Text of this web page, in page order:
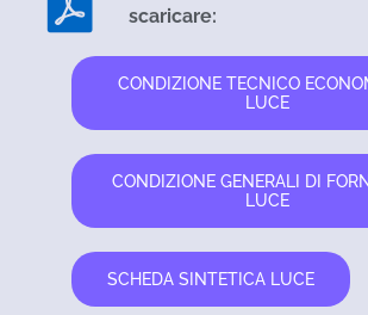
scaricare:
CONDIZIONE TECNICO
LUCE
CONDIZIONE GENERALI DI
LUCE
SCHEDA SINTETICA LUCE